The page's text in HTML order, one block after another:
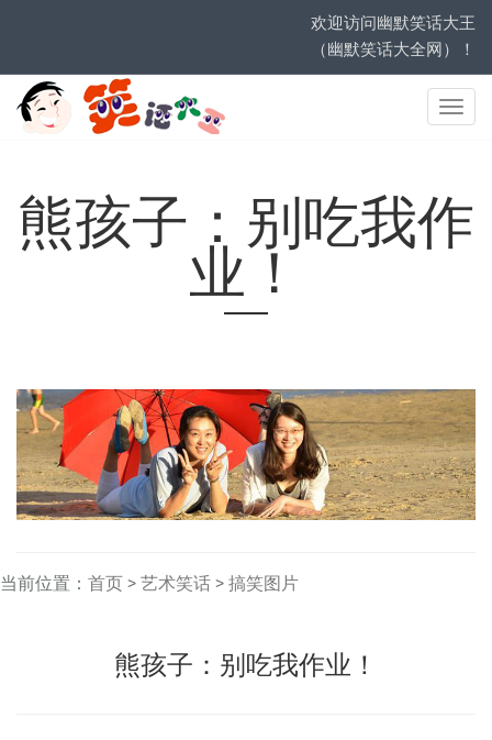
欢迎访问幽默笑话大王
（幽默笑话大全网）！
网
航
熊孩子：别吃我作
业！
当前位置： 首页>艺术笑话>搞笑图片
熊孩子：别吃我作业！